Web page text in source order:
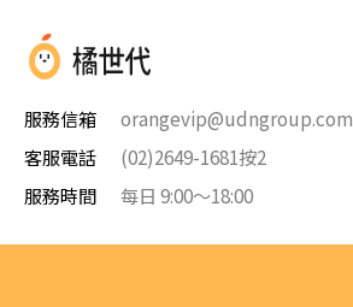
服務信箱
orangevip@udngroup.com
客服電話
(02)2649-1681按2
服務時間
每日 9:00～18:00